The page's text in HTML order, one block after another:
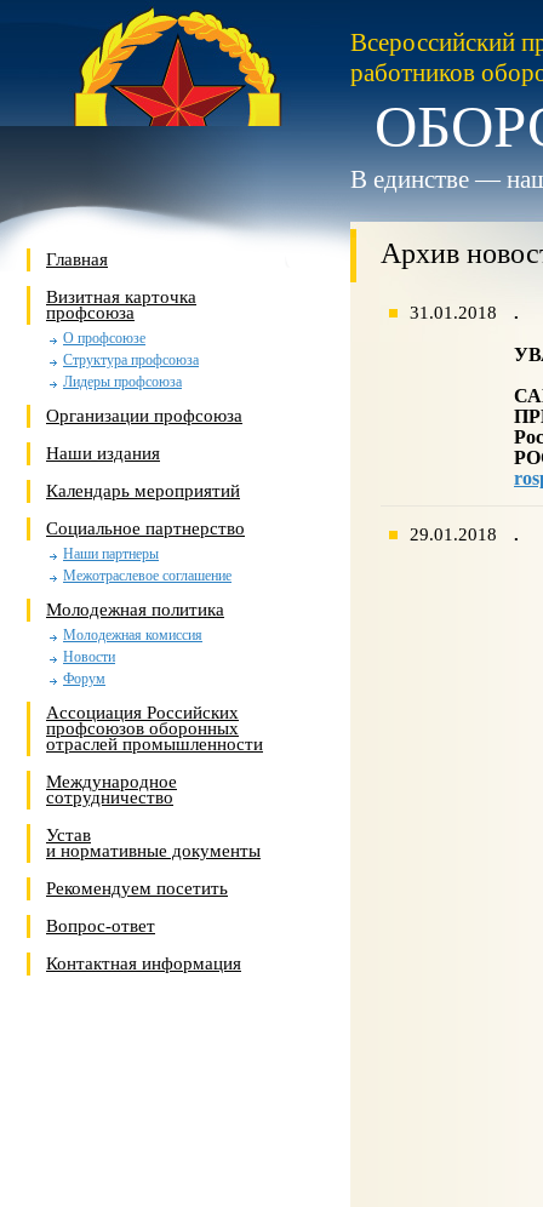
Всероссийский
работников
В единстве —
Главная
Визитная карточка
профсоюза
О профсоюзе
Структура профсоюза
Лидеры профсоюза
Организации профсоюза
Наши издания
Календарь мероприятий
Социальное партнерство
Наши партнеры
Межотраслевое соглашение
Молодежная политика
Молодежная комиссия
Новости
Форум
Ассоциация Российских
профсоюзов оборонных
отраслей промышленности
Международное
сотрудничество
Устав
и нормативные документы
Рекомендуем посетить
Вопрос-ответ
Контактная информация
Архив
31.01.2018 .
29.01.2018 .